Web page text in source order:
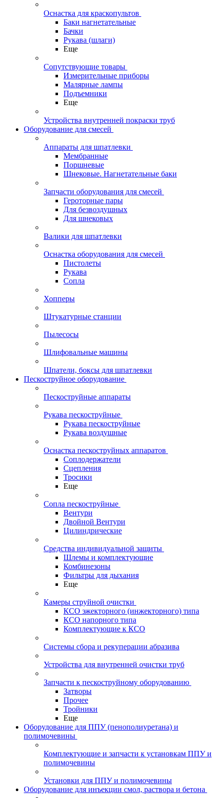
Оснастка для краскопультов
Баки нагнетательные
Бачки
Рукава (шлаги)
Еще
Сопутствующие товары
Измерительные приборы
Малярные лампы
Подъемники
Еще
Устройства внутренней покраски труб
Оборудование для смесей
Аппараты для шпатлевки
Мембранные
Поршневые
Шнековые. Нагнетательные баки
Запчасти оборудования для смесей
Героторные пары
Для безвоздушных
Для шнековых
Валики для шпатлевки
Оснастка оборудования для смесей
Пистолеты
Рукава
Сопла
Хопперы
Штукатурные станции
Пылесосы
Шлифовальные машины
Шпатели, боксы для шпатлевки
Пескоструйное оборудование
Пескоструйные аппараты
Рукава пескоструйные
Рукава пескоструйные
Рукава воздушные
Оснастка пескоструйных аппаратов
Соплодержатели
Сцепления
Тросики
Еще
Сопла пескоструйные
Вентури
Двойной Вентури
Цилиндрические
Средства индивидуальной защиты
Шлемы и комплектующие
Комбинезоны
Фильтры для дыхания
Еще
Камеры струйной очистки
КСО эжекторного (инжекторного) типа
КСО напорного типа
Комплектующие к КСО
Системы сбора и рекуперации абразива
Устройства для внутренней очистки труб
Запчасти к пескоструйному оборудованию
Затворы
Прочее
Тройники
Еще
Оборудование для ППУ (пенополиуретана) и
полимочевины
Комплектующие и запчасти к установкам ППУ и
полимочевины
Установки для ППУ и полимочевины
Оборудование для инъекции смол, раствора и бетона